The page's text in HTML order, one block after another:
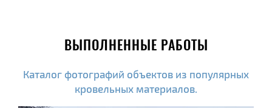
ВЫПОЛНЕННЫЕ РАБОТЫ
Каталог фотографий объектов из популярных
кровельных материалов.